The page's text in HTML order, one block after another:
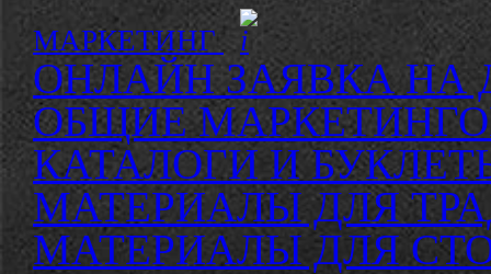
МАРКЕТИНГ
ОНЛАЙН ЗАЯВКА НА
ОБЩИЕ
КАТАЛОГИ И
МАТЕРИАЛЫ ДЛЯ
МАТЕРИАЛЫ ДЛЯ